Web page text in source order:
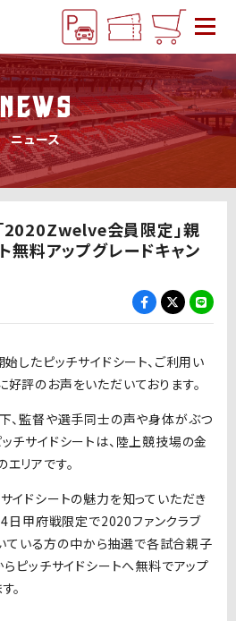
ニュース
会員限定」親
無料アップグレードキャン
したピッチサイドシート、ご利用い
評のお声をいただいております。
、監督や選手同士の声や身体がぶつ
チサイドシートは、陸上競技場の金
リアです。
イドシートの魅力を知っていただき
4日甲府戦限定で2020ファンクラブ
ている方の中から抽選で各試合親子
ピッチサイドシートへ無料でアップ
。